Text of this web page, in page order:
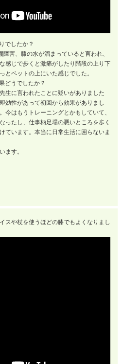
でしたか？
害、膝の水が溜まっていると言われ、
感じで歩くと激痛がしたり階段の上り下
とベットの上にいた感じでした。
どうでしたか？
生に言われたことに疑いがありました
効性があって初回から効果がありまし
今はもうトレーニングとかもしていて、
ったし、仕事柄足場の悪いところを歩く
ています。本当に日常生活に困らないま
ます。
スや杖を使うほどの膝でもよくなりまし